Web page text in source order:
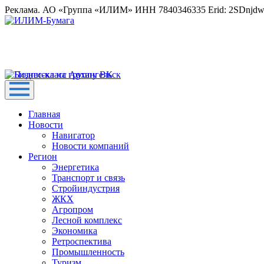
Реклама. АО «Группа «ИЛИМ» ИНН 7840346335 Erid:
Главная
Новости
Навигатор
Новости компаний
Регион
Энергетика
Транспорт и связь
Стройиндустрия
ЖКХ
Агропром
Лесной комплекс
Экономика
Ретроспектива
Промышленность